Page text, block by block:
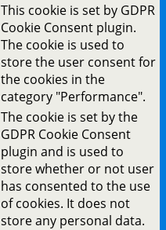
This cookie is set by GDPR
Cookie Consent plugin.
The cookie is used to
store the user consent for
the cookies in the
category "Performance".
The cookie is set by the
GDPR Cookie Consent
plugin and is used to
store whether or not user
has consented to the use
of cookies. It does not
store any personal data.